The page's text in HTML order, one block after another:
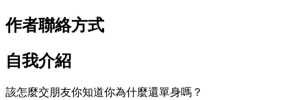
作者聯絡方式
自我介紹
該怎麼交朋友你知道你為什麼還單身嗎？